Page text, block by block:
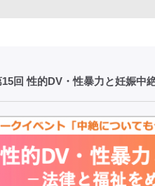
回 性的DV・性暴力と妊娠中